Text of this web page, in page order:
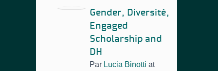
Gender, Diversité,
Engaged
Scholarship and
DH
Par Lucia Binotti at